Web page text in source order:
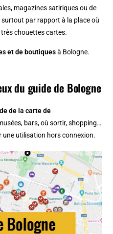
magazines satiriques ou de
surtout par rapport à la place où
très chouettes cartes.
et de boutiquesà Bologne.
du guide de Bologne
de lacarte de
bars, où sortir, shopping…
utilisation hors connexion.